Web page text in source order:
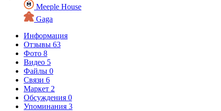
Meeple House
Gaga
Информация
Отзывы 63
Фото 8
Видео 5
Файлы 0
Связи 6
Маркет 2
Обсуждения 0
Упоминания 3